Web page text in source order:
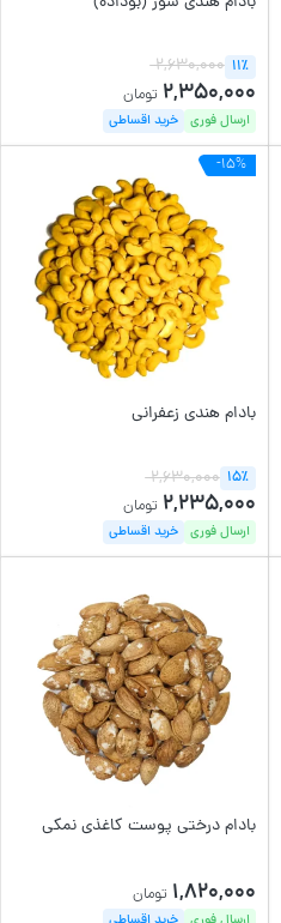
11٪ 2,630,000
2,350,000 تومان
ارسال فوری خرید اقساطی
-15%
بادام هندی زعفرانی
15٪ 2,630,000
2,235,000 تومان
ارسال فوری خرید اقساطی
بادام درختی پوست کاغذی نمکی
1,820,000 تومان